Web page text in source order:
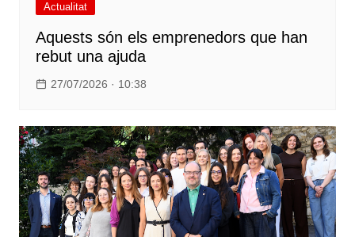
Actualitat
Aquests són els emprenedors que han
rebut una ajuda
27/07/2026 · 10:38